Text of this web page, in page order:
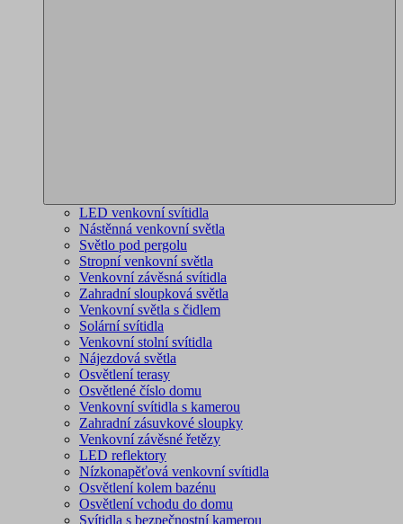
LED venkovní svítidla
Nástěnná venkovní světla
Světlo pod pergolu
Stropní venkovní světla
Venkovní závěsná svítidla
Zahradní sloupková světla
Venkovní světla s čidlem
Solární svítidla
Venkovní stolní svítidla
Nájezdová světla
Osvětlení terasy
Osvětlené číslo domu
Venkovní svítidla s kamerou
Zahradní zásuvkové sloupky
Venkovní závěsné řetězy
LED reflektory
Nízkonapěťová venkovní svítidla
Osvětlení kolem bazénu
Osvětlení vchodu do domu
Svítidla s bezpečnostní kamerou